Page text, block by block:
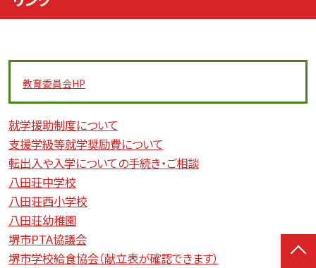
教育委員会HP
就学援助制度について
支援学級等就学奨励費について
転出入や入学についての手続き・ご相談
八田荘中学校
八田荘西小学校
八田荘幼稚園
堺市PTA協議会
堺市学校給食協会（献立表が確認できます）